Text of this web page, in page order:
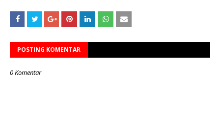
POSTING KOMENTAR
0 Komentar